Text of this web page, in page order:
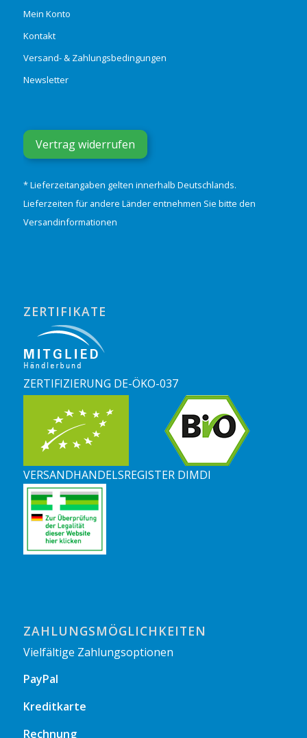
Mein Konto
Kontakt
Versand- & Zahlungsbedingungen
Newsletter
Vertrag widerrufen
* Lieferzeitangaben gelten innerhalb Deutschlands.
Lieferzeiten für andere Länder entnehmen Sie bitte den
Versandinformationen
ZERTIFIKATE
ZERTIFIZIERUNG DE-ÖKO-037
VERSANDHANDELSREGISTER DIMDI
ZAHLUNGSMÖGLICHKEITEN
Vielfältige Zahlungsoptionen
PayPal
Kreditkarte
Rechnung